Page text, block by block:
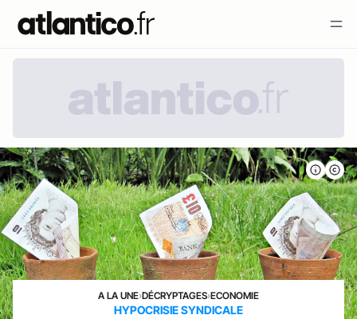
A LA UNE›DÉCRYPTAGES›ECONOMIE
HYPOCRISIE SYNDICALE